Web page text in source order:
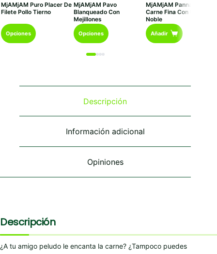
precios:
desde
MjAMjAM Puro Placer De
Filete Pollo Tierno
Opciones
Este
producto
opciones
elegir
página
precios:
desde
MjAMjAM Pavo
Blanqueado Con
Mejillones
Opciones
Este
producto
múltiples
opciones
pueden
elegir
la
página
producto
MjAMjAM Panna Gatto
Carne Fina Con Un Toque
Noble
Añadir
Descripción
Información adicional
Opiniones
Descripción
¿A tu amigo peludo le encanta la carne? ¿Tampoco puedes